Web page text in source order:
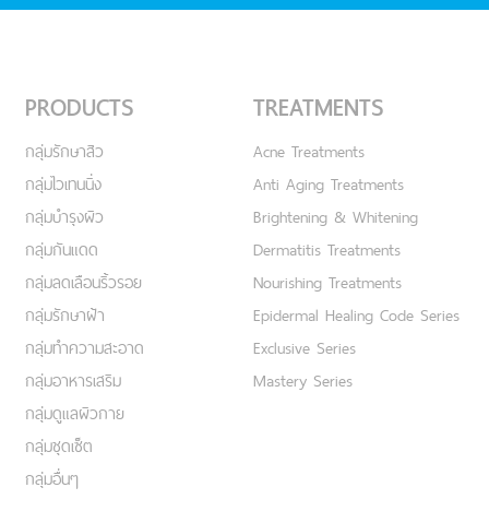
PRODUCTS
กลุ่มรักษาสิว
กลุ่มไวเทนนิ่ง
กลุ่มบำรุงผิว
กลุ่มกันแดด
กลุ่มลดเลือนริ้วรอย
กลุ่มรักษาฝ้า
กลุ่มทำความสะอาด
กลุ่มอาหารเสริม
กลุ่มดูแลผิวกาย
กลุ่มชุดเซ็ต
กลุ่มอื่นๆ
TREATMENTS
Acne Treatments
Anti Aging Treatments
Brightening & Whitening
Dermatitis Treatments
Nourishing Treatments
Epidermal Healing Code Series
Exclusive Series
Mastery Series